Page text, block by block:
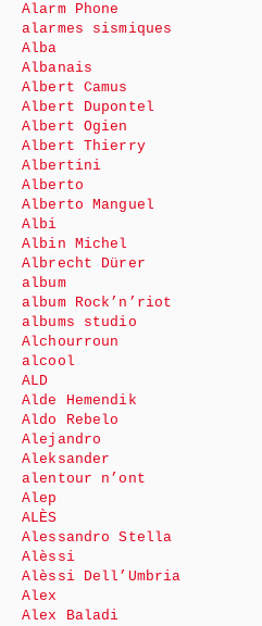
Alarm Phone
alarmes sismiques
Alba
Albanais
Albert Camus
Albert Dupontel
Albert Ogien
Albert Thierry
Albertini
Alberto
Alberto Manguel
Albi
Albin Michel
Albrecht Dürer
album
album Rock’n’riot
albums studio
Alchourroun
alcool
ALD
Alde Hemendik
Aldo Rebelo
Alejandro
Aleksander
alentour n’ont
Alep
ALÈS
Alessandro Stella
Alèssi
Alèssi Dell’Umbria
Alex
Alex Baladi